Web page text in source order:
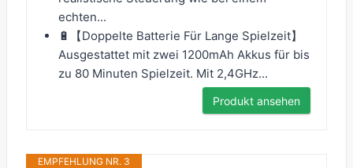
echten...
🔋【Doppelte Batterie Für Lange Spielzeit】
Ausgestattet mit zwei 1200mAh Akkus für bis
zu 80 Minuten Spielzeit. Mit 2,4GHz...
Produkt ansehen
EMPFEHLUNG NR. 3